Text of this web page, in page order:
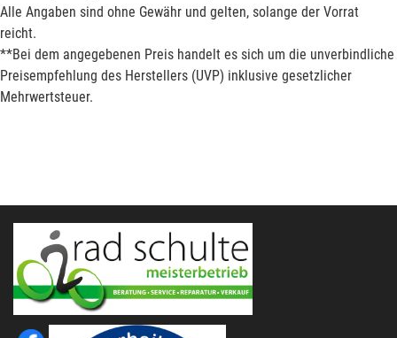
Alle Angaben sind ohne Gewähr und gelten, solange der Vorrat
reicht.
**Bei dem angegebenen Preis handelt es sich um die unverbindliche
Preisempfehlung des Herstellers (UVP) inklusive gesetzlicher
Mehrwertsteuer.